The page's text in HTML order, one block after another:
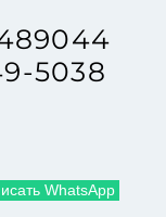
5038
WhatsApp